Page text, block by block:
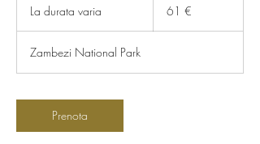
La durata varia
u
r
t
v
61 €
Zambezi National Park
Prenota